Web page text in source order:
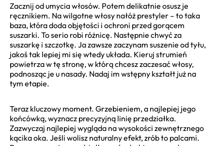
Zacznij od umycia włosów. Potem delikatnie osusz je
ręcznikiem. Na wilgotne włosy nałóż prestyler – to taka
baza, która doda objętości i ochroni przed gorącem
suszarki. To serio robi różnicę. Następnie chwyć za
suszarkę i szczotkę. Ja zawsze zaczynam suszenie od tyłu,
jakoś tak lepiej mi się wtedy układa. Kieruj strumień
powietrza w tę stronę, w którą chcesz zaczesać włosy,
podnosząc je u nasady. Nadaj im wstępny kształt już na
tym etapie.
Teraz kluczowy moment. Grzebieniem, a najlepiej jego
końcówką, wyznacz precyzyjną linię przedziałka.
Zazwyczaj najlepiej wygląda na wysokości zewnętrznego
kącika oka. Jeśli wolisz naturalny efekt, zrób to palcami.